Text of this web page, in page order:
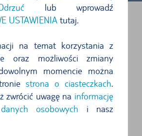
lub wprowadź
USTAWIENIAtutaj.
na temat korzystania z
oraz możliwości zmiany
momencie można
strona o ciasteczkach.
zwrócić uwagę na informację
osobowych i nasz
ubezpieczenie
odpowiedzialności
ceny i ubezpieczenia